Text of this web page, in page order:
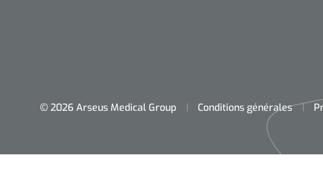
© 2026 Arseus Medical Group Conditions générales